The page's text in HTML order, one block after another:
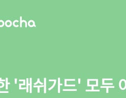
'래쉬가드' 모두